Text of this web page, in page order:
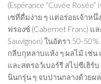
(Espérance “Cuvée
เซที่ดื่มง่าย ๆ แต่อร่อยเจ้าห
ฟรองซ์ (Cabernet Franc) แ
Sauvignon) ในอัตรา 50-
กลีบกุหลาบแห้ง ๆ ผลไม้ เช่น
และสตรอว์เบอร์รี สไปซีเฮิ
นินกรุ่น ๆ จบปานกลางด้วยผ